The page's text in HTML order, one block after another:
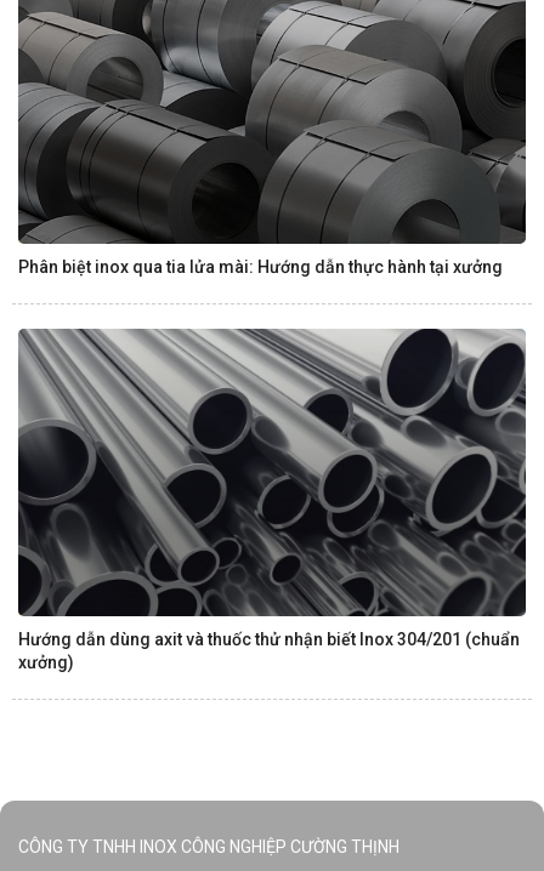
Phân biệt inox qua tia lửa mài: Hướng dẫn thực hành tại xưởng
Hướng dẫn dùng axit và thuốc thử nhận biết Inox 304/201 (chuẩn
xưởng)
CÔNG TY TNHH INOX CÔNG NGHIỆP CƯỜNG THỊNH